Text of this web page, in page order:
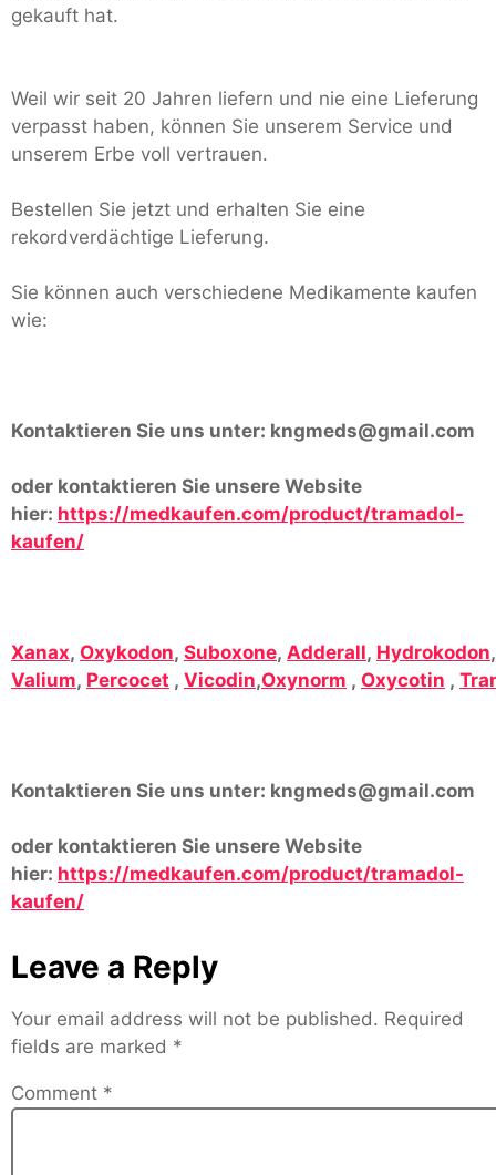
gekauft hat.
Weil wir seit 20 Jahren liefern und nie eine Lieferung
verpasst haben, können Sie unserem Service und
unserem Erbe voll vertrauen.
Bestellen Sie jetzt und erhalten Sie eine
rekordverdächtige Lieferung.
Sie können auch verschiedene Medikamente kaufen
wie:
Kontaktieren Sie uns unter: kngmeds@gmail.com
oder kontaktieren Sie unsere Website
hier: https://medkaufen.com/product/tramadol-
kaufen/
Xanax, Oxykodon, Suboxone, Adderall, Hydrokodon
Valium, Percocet , Vicodin,Oxynorm , Oxycotin ,
Kontaktieren Sie uns unter: kngmeds@gmail.com
oder kontaktieren Sie unsere Website
hier: https://medkaufen.com/product/tramadol-
kaufen/
Leave a Reply
Your email address will not be published. Required
fields are marked *
Comment *